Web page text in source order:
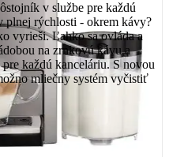
v službe pre každú
plnej rýchlosti - okrem kávy?
vyrieši. Ľahko sa ovláda a
na zrnkovú kávu a
každú kanceláriu. S novou
mliečny systém vyčistiť